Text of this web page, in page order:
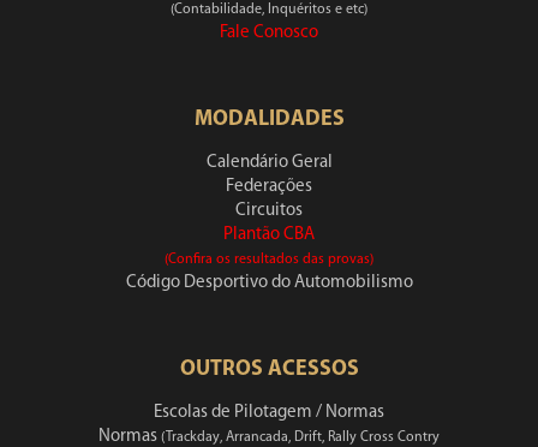
(Contabilidade, Inquéritos e etc)
Fale Conosco
MODALIDADES
Calendário Geral
Federações
Circuitos
Plantão CBA
(Confira os resultados das provas)
Código Desportivo do Automobilismo
OUTROS ACESSOS
Escolas de Pilotagem / Normas
Normas (Trackday, Arrancada, Drift, Rally Cross Contry